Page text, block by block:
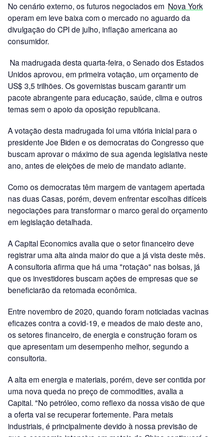
No cenário externo, os futuros negociados em Nova York
operam em leve baixa com o mercado no aguardo da
divulgação do CPI de julho, inflação americana ao
consumidor.
Na madrugada desta quarta-feira, o Senado dos Estados
Unidos aprovou, em primeira votação, um orçamento de
US$ 3,5 trilhões. Os governistas buscam garantir um
pacote abrangente para educação, saúde, clima e outros
temas sem o apoio da oposição republicana.
A votação desta madrugada foi uma vitória inicial para o
presidente Joe Biden e os democratas do Congresso que
buscam aprovar o máximo de sua agenda legislativa neste
ano, antes de eleições de meio de mandato adiante.
Como os democratas têm margem de vantagem apertada
nas duas Casas, porém, devem enfrentar escolhas difíceis
negociações para transformar o marco geral do orçamento
em legislação detalhada.
A Capital Economics avalia que o setor financeiro deve
registrar uma alta ainda maior do que a já vista deste mês.
A consultoria afirma que há uma "rotação" nas bolsas, já
que os investidores buscam ações de empresas que se
beneficiarão da retomada econômica.
Entre novembro de 2020, quando foram noticiadas vacinas
eficazes contra a covid-19, e meados de maio deste ano,
os setores financeiro, de energia e construção foram os
que apresentam um desempenho melhor, segundo a
consultoria.
A alta em energia e materiais, porém, deve ser contida por
uma nova queda no preço de commodities, avalia a
Capital. "No petróleo, como reflexo da nossa visão de que
a oferta vai se recuperar fortemente. Para metais
industriais, é principalmente devido à nossa previsão de